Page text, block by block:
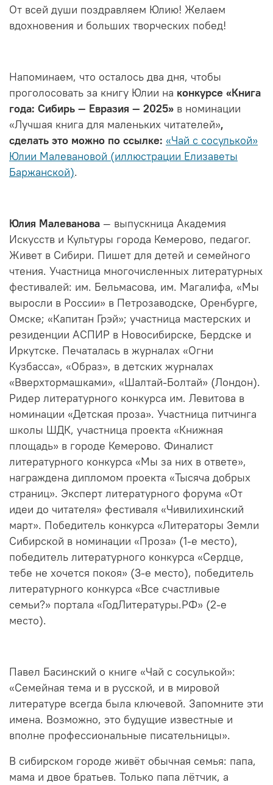
От всей души поздравляем Юлию! Желаем
вдохновения и больших творческих побед!
Напоминаем, что осталось два дня, чтобы
проголосовать за книгу Юлии на конкурсе «Книга
года: Сибирь — Евразия — 2025» в номинации
«Лучшая книга для маленьких читателей»,
сделать это можно по ссылке: «Чай с сосулькой»
Юлии Малевановой (иллюстрации Елизаветы
Баржанской).
Юлия Малеванова — выпускница Академия
Искусств и Культуры города Кемерово, педагог.
Живет в Сибири. Пишет для детей и семейного
чтения. Участница многочисленных литературных
фестивалей: им. Бельмасова, им. Магалифа, «Мы
выросли в России» в Петрозаводске, Оренбурге,
Омске; «Капитан Грэй»; участница мастерских и
резиденции АСПИР в Новосибирске, Бердске и
Иркутске. Печаталась в журналах «Огни
Кузбасса», «Образ», в детских журналах
«Вверхтормашками», «Шалтай-Болтай» (Лондон).
Ридер литературного конкурса им. Левитова в
номинации «Детская проза». Участница питчинга
школы ШДК, участница проекта «Книжная
площадь» в городе Кемерово. Финалист
литературного конкурса «Мы за них в ответе»,
награждена дипломом проекта «Тысяча добрых
страниц». Эксперт литературного форума «От
идеи до читателя» фестиваля «Чивилихинский
март». Победитель конкурса «Литераторы Земли
Сибирской в номинации «Проза» (1-е место),
победитель литературного конкурса «Сердце,
тебе не хочется покоя» (3-е место), победитель
литературного конкурса «Все счастливые
семьи?» портала «ГодЛитературы.РФ» (2-е
место).
Павел Басинский о книге «Чай с сосулькой»:
«Семейная тема и в русской, и в мировой
литературе всегда была ключевой. Запомните эти
имена. Возможно, это будущие известные и
вполне профессиональные писательницы».
В сибирском городе живёт обычная семья: папа,
мама и двое братьев. Только папа лётчик, а